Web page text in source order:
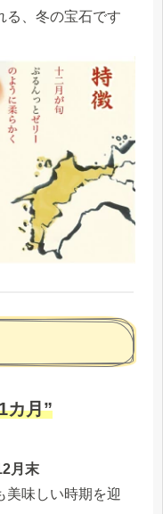
る、冬の宝石です
カ月”
月末
美味しい時期を迎